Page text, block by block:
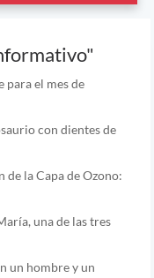
para el mes de
con dientes de
la Capa de Ozono:
una de las tres
un hombre y un